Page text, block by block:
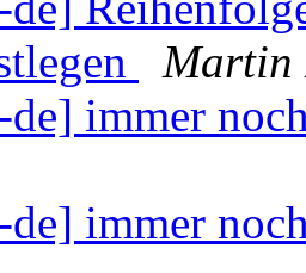
Martin
de] immer
de] immer